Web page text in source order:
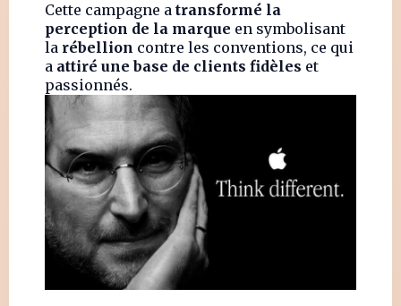
Cette campagne a transformé la
perception de la marque en symbolisant
la rébellion contre les conventions, ce qui
a attiré une base de clients fidèles et
passionnés.